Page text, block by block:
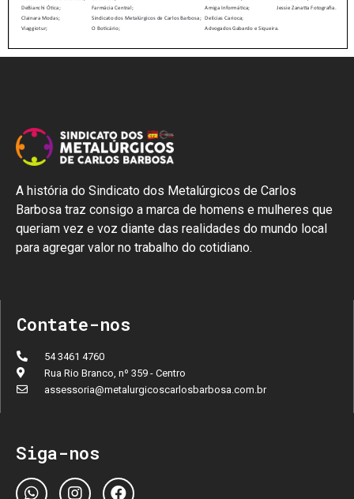
A história do Sindicato dos Metalúrgicos de Carlos
Barbosa traz consigo a marca de homens e mulheres que
queriam vez e voz diante das realidades do mundo local
para agregar valor no trabalho do cotidiano.
Contate-nos
54 3461 4760
Rua Rio Branco, nº 359 - Centro
assessoria@metalurgicoscarlosbarbosa.com.br
Siga-nos